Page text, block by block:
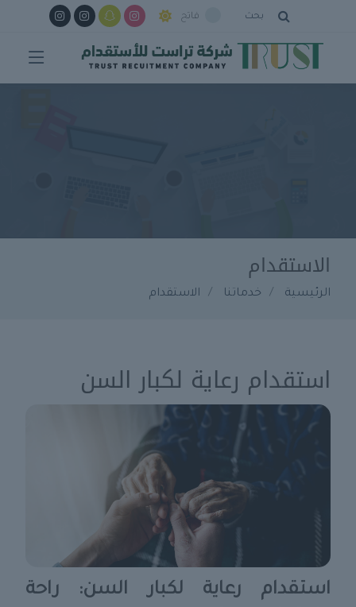
بحث فاتح
الاستقدام
الرئيسية خدماتنا الاستقدام
استقدام رعاية لكبار السن
استقدام رعاية لكبار السن: راحة